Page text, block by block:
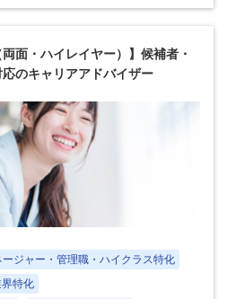
面・ハイレイヤー）】候補者・
のキャリアアドバイザー
ジャー・管理職・ハイクラス特化
特化